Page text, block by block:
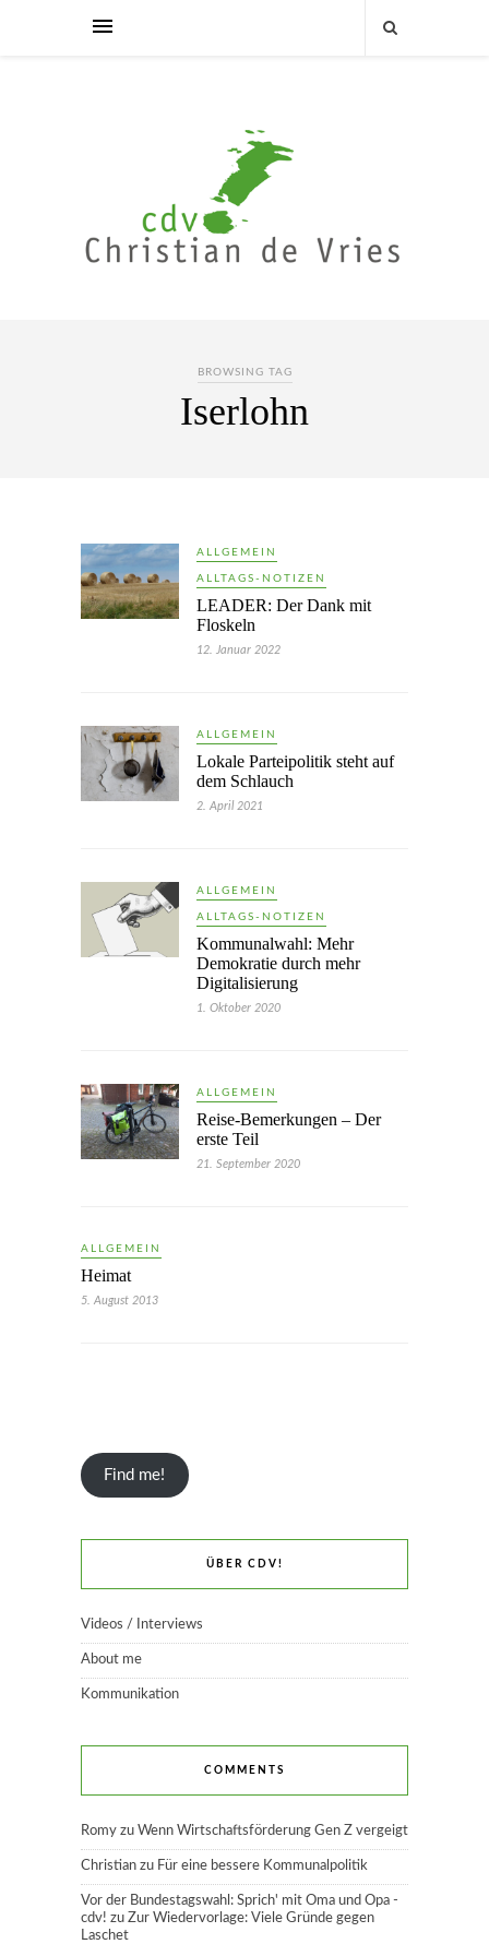
BROWSING TAG
Iserlohn
ALLGEMEIN
ALLTAGS-NOTIZEN
LEADER: Der Dank mit
Floskeln
12. Januar 2022
ALLGEMEIN
Lokale Parteipolitik steht auf
dem Schlauch
2. April 2021
ALLGEMEIN
ALLTAGS-NOTIZEN
Kommunalwahl: Mehr
Demokratie durch mehr
Digitalisierung
1. Oktober 2020
ALLGEMEIN
Reise-Bemerkungen – Der
erste Teil
21. September 2020
ALLGEMEIN
Heimat
5. August 2013
Find me!
ÜBER CDV!
Videos / Interviews
About me
Kommunikation
COMMENTS
Romy zu Wenn Wirtschaftsförderung Gen Z vergeigt
Christian zu Für eine bessere Kommunalpolitik
Vor der Bundestagswahl: Sprich' mit Oma und Opa -
cdv! zu Zur Wiedervorlage: Viele Gründe gegen
Laschet